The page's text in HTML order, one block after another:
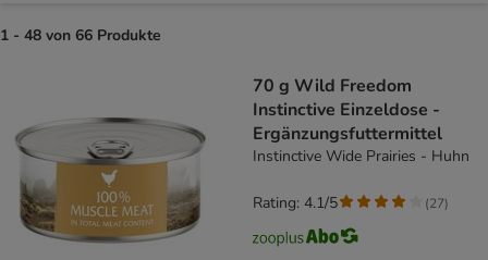
1 - 48 von 66 Produkte
70 g Wild Freedom
Instinctive Einzeldose -
Ergänzungsfuttermittel
Instinctive Wide Prairies - Huhn
Rating: 4.1/5 (27)